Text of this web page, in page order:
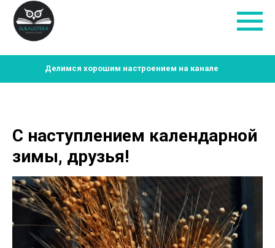
Делимся хорошим настроением на канале
С наступлением календарной
зимы, друзья!